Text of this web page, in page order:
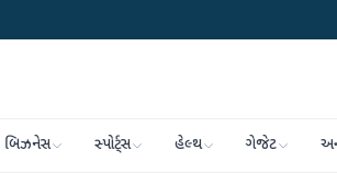
બિઝનેસ સ્પોર્ટ્સ હેલ્થ ગેજેટ